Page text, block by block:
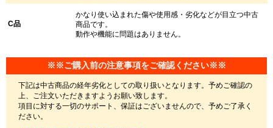
C品
かなり使い込まれた傷や使用感・劣化などが目立つ中古
商品です。
動作や機能に問題はありません。
※※ご購入前の注意事項をご確認ください※※
下記は中古商品の経年劣化としての取り扱いとなります。予めご確認の
上、ご注文いただきますようお願い致します。
項目に対する一切のサポート、保証はございませんので、予めご了承く
ださい。